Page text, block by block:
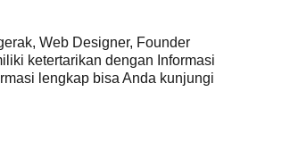
Web Designer, Founder
ketertarikan dengan Informasi
lengkap bisa Anda kunjungi